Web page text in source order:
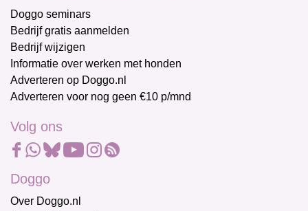
Doggo seminars
Bedrijf gratis aanmelden
Bedrijf wijzigen
Informatie over werken met honden
Adverteren op Doggo.nl
Adverteren voor nog geen €10 p/mnd
Volg ons
Doggo
Over Doggo.nl